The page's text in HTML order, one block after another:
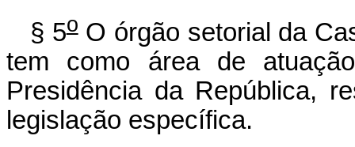
§ 5oO órgão setorial da
tem como área de
Presidência da República,
legislação específica.